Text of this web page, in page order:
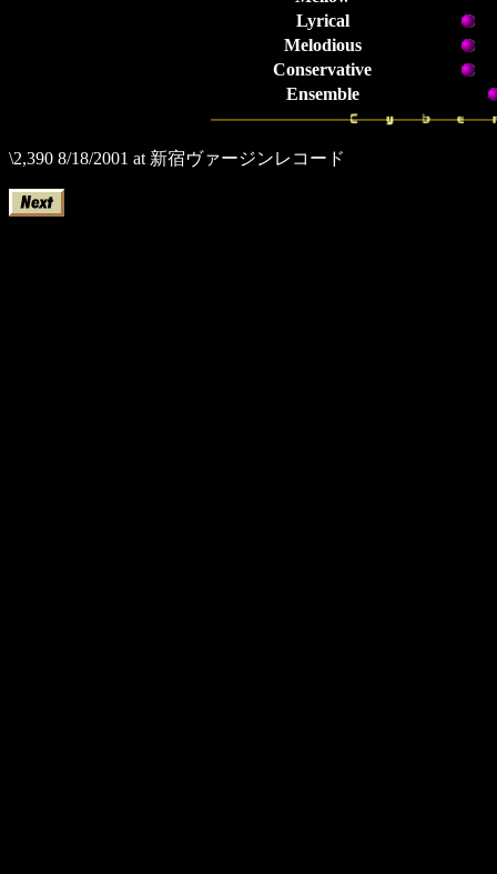
Lyrical
Melodious
Conservative
Ensemble
\2,390 8/18/2001 at 新宿ヴァージンレコード